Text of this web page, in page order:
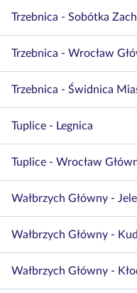
Trzebnica - Sobótka
Trzebnica - Wrocław
Trzebnica - Świdnica
Tuplice - Legnica
Tuplice - Wrocław
Wałbrzych Główny -
Wałbrzych Główny -
Wałbrzych Główny -